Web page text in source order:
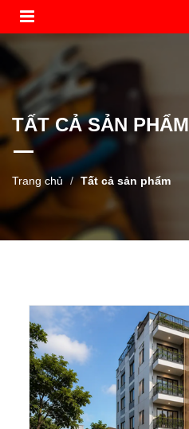
TẤT CẢ SẢN PHẨM
Trang chủ Tất cả sản phẩm